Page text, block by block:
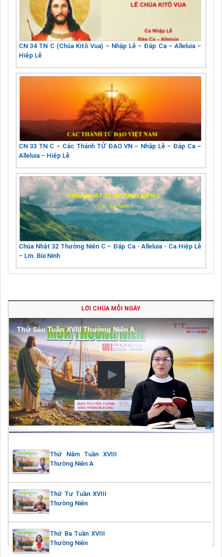
CN 34 TN C (Chúa Kitô Vua) – Nhập Lễ – Đáp Ca – Alleluia –
Hiệp Lễ
CN 33 TN C – Các Thánh TỬ ĐẠO VN – Nhập Lễ – Đáp Ca –
Alleluia – Hiệp Lễ
Chúa Nhật 32 Thường Niên C – Đáp Ca - Alleluia - Ca Hiệp Lễ
– Lm. Bùi Ninh
LỜI CHÚA MỖI NGÀY
Thứ Sáu Tuần XVIII Thường Niên A
Thứ Năm Tuần XVIII
Thường Niên A
Thứ Tư Tuần XVIII
Thường Niên
Thứ Ba Tuần XVIII
Thường Niên